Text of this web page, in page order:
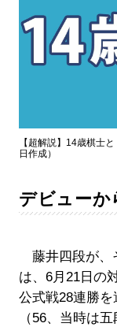
【超解説】14歳棋士
日作成）
デビューか
藤井四段が、
は、6月21日の
公式戦28連勝
（56、当時は